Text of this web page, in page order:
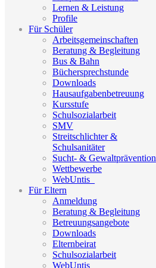
Lernen & Leistung
Profile
Für Schüler
Arbeitsgemeinschaften
Beratung & Begleitung
Bus & Bahn
Büchersprechstunde
Downloads
Hausaufgabenbetreuung
Kursstufe
Schulsozialarbeit
SMV
Streitschlichter &
Schulsanitäter
Sucht- & Gewaltprävention
Wettbewerbe
WebUntis_
Für Eltern
Anmeldung
Beratung & Begleitung
Betreuungsangebote
Downloads
Elternbeirat
Schulsozialarbeit
WebUntis